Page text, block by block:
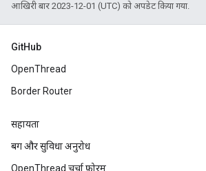
आखिरी बार 2023-12-01 (UTC) को अपडेट किया गया.
GitHub
OpenThread
Border Router
सहायता
बग और सुविधा अनुरोध
OpenThread चर्चा फ़ोरम